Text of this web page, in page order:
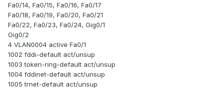
Fa0/14, Fa0/15, Fa0/16, Fa0/17
Fa0/18, Fa0/19, Fa0/20, Fa0/21
Fa0/22, Fa0/23, Fa0/24, Gig0/1
Gig0/2
4 VLAN0004 active Fa0/1
1002 fddi-default act/unsup
1003 token-ring-default act/unsup
1004 fddinet-default act/unsup
1005 trnet-default act/unsup